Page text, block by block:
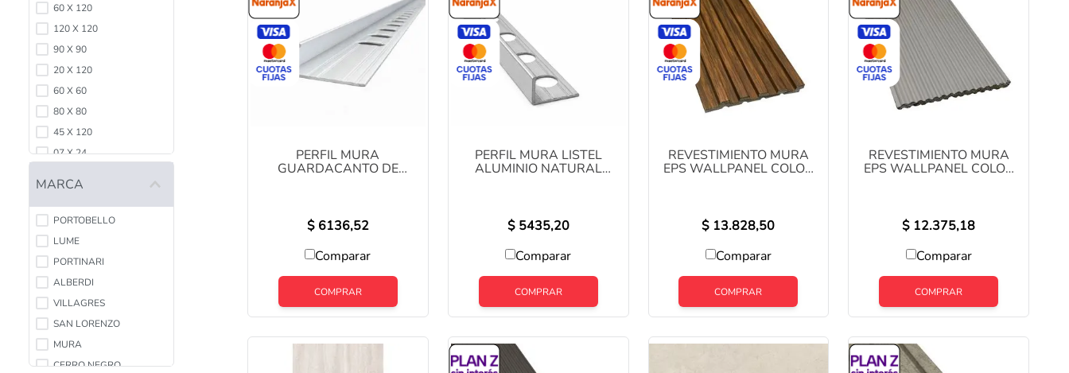
60 X 120
120 X 120
90 X 90
20 X 120
60 X 60
80 X 80
45 X 120
07 X 24
MARCA
PORTOBELLO
LUME
PORTINARI
ALBERDI
VILLAGRES
SAN LORENZO
MURA
CERRO NEGRO
PERFIL MURA
GUARDACANTO DE
$ 6136,52
Comparar
COMPRAR
PERFIL MURA LISTEL
ALUMINIO NATURAL
$ 5435,20
Comparar
COMPRAR
REVESTIMIENTO MURA
EPS WALLPANEL COLOR
$ 13.828,50
Comparar
COMPRAR
REVESTIMIENTO MURA
EPS WALLPANEL COLOR
$ 12.375,18
Comparar
COMPRAR